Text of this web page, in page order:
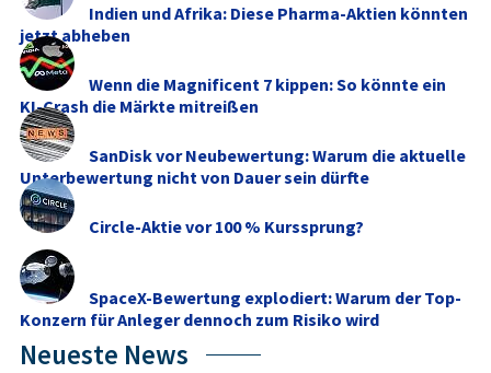
Indien und Afrika: Diese Pharma-Aktien könnten
jetzt abheben
Wenn die Magnificent 7 kippen: So könnte ein
KI-Crash die Märkte mitreißen
SanDisk vor Neubewertung: Warum die aktuelle
Unterbewertung nicht von Dauer sein dürfte
Circle-Aktie vor 100 % Kurssprung?
SpaceX-Bewertung explodiert: Warum der Top-
Konzern für Anleger dennoch zum Risiko wird
Neueste News